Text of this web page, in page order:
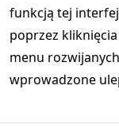
funkcją tej
poprzez
menu
wprowadzone